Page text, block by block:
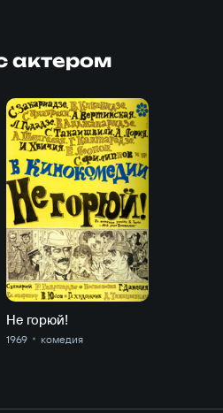
актером
Не горюй!
1969 комедия